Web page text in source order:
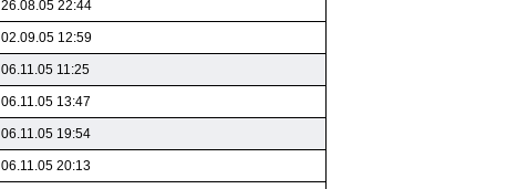
26.08.05 22:44
02.09.05 12:59
06.11.05 11:25
06.11.05 13:47
06.11.05 19:54
06.11.05 20:13